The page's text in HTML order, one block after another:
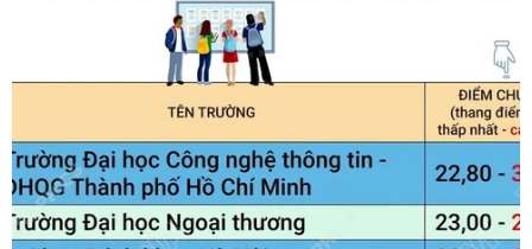
Tổng Bí thư, Chủ tịch nước Tô Lâm
kỳ vọng tăng cường hợp tác Việt
Nam-New South Wales
10/08/2026 08:26